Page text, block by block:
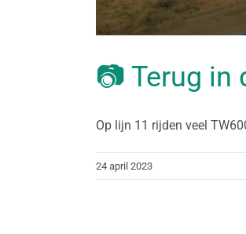
📷 Terug in
Op lijn 11 rijden veel
24 april 2023